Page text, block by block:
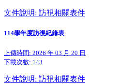
文件說明: 訪視相關表件
114學年度訪視紀錄表
上傳時間: 2026 年 03 月 20 日
下載次數: 143
文件說明: 訪視相關表件